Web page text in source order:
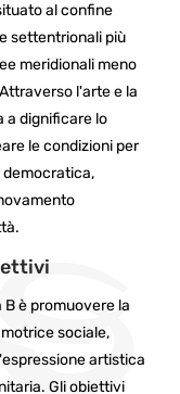
al confine
settentrionali più
meridionali meno
l'arte e la
a dignificare lo
le condizioni per
democratica,
B è promuovere la
sociale,
artistica
Gli obiettivi